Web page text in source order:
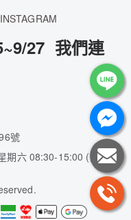
INSTAGRAM
27 我們連
號
期六 08:30-15:00 (隔週